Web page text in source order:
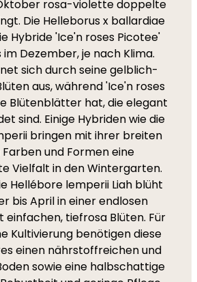
rosa-violette doppelte
Die Helleborus x ballardiae
Hybride 'Ice'n roses Picotee'
Dezember, je nach Klima.
sich durch seine gelblich-
aus, während 'Ice'n roses
Blütenblätter hat, die elegant
sind. Einige Hybriden wie die
bringen mit ihrer breiten
und Formen eine
Vielfalt in den Wintergarten.
Hellébore lemperii Liah blüht
bis April in einer endlosen
tiefrosa Blüten. Für
Kultivierung benötigen diese
einen nährstoffreichen und
sowie eine halbschattige